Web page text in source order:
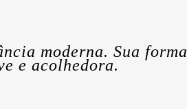
moderna. Sua forma
e acolhedora.